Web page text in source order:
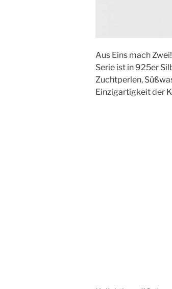
Aus Eins mach
Serie ist in 925er
Zuchtperlen,
Einzigartigkeit der